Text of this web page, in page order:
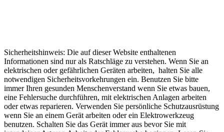
Sicherheitshinweis: Die auf dieser Website enthaltenen
Informationen sind nur als Ratschläge zu verstehen. Wenn Sie an
elektrischen oder gefährlichen Geräten arbeiten, halten Sie alle
notwendigen Sicherheitsvorkehrungen ein. Benutzen Sie bitte
immer Ihren gesunden Menschenverstand wenn Sie etwas bauen,
eine Fehlersuche durchführen, mit elektrischen Anlagen arbeiten
oder etwas reparieren. Verwenden Sie persönliche Schutzausrüstung
wenn Sie an einem Gerät arbeiten oder ein Elektrowerkzeug
benutzen. Schalten Sie das Gerät immer aus bevor Sie mit